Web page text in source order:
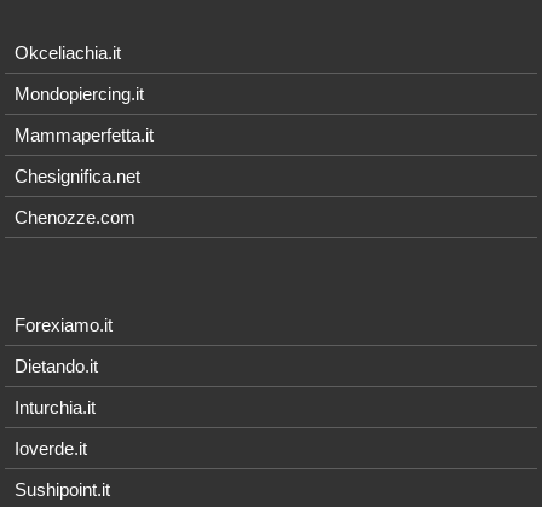
Okceliachia.it
Mondopiercing.it
Mammaperfetta.it
Chesignifica.net
Chenozze.com
Forexiamo.it
Dietando.it
Inturchia.it
Ioverde.it
Sushipoint.it